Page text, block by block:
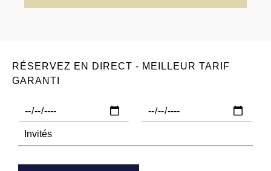
RÉSERVEZ EN DIRECT - MEILLEUR TARIF
GARANTI